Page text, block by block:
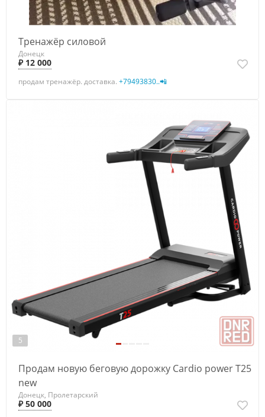
Тренажёр силовой
Донецк
₽ 12 000
продам тренажёр. доставка. +79493830..📲
5
Продам новую беговую дорожку Cardio power T25
new
Донецк, Пролетарский
₽ 50 000